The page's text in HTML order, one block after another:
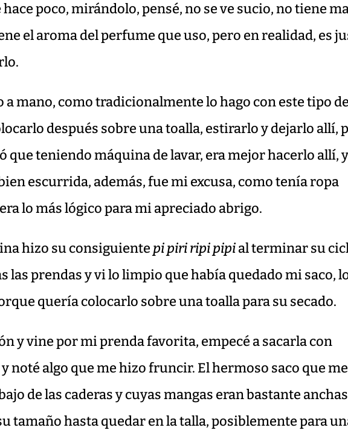
poco, mirándolo, pensé, no se ve sucio, no tiene
el aroma del perfume que uso, pero en realidad, es
a mano, como tradicionalmente lo hago con este tipo de
después sobre una toalla, estirarlo y dejarlo allí,
que teniendo máquina de lavar, era mejor hacerlo allí,
escurrida, además, fue mi excusa, como tenía ropa
lo más lógico para mi apreciado abrigo.
hizo su consiguiente pi piri ripi pipial terminar su
las prendas y vi lo limpio que había quedado mi saco,
quería colocarlo sobre una toalla para su secado.
y vine por mi prenda favorita, empecé a sacarla con
noté algo que me hizo fruncir. El hermoso saco que me
de las caderas y cuyas mangas eran bastante
tamaño hasta quedar en la talla, posiblemente para